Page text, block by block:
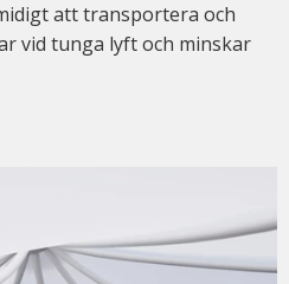
att transportera och
vid tunga lyft och minskar